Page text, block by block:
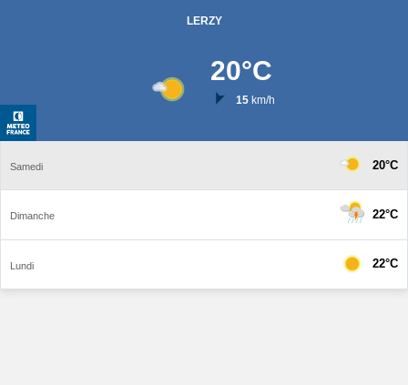
LERZY
20°C
15km/h
Samedi 20°C
Dimanche 22°C
Lundi 22°C